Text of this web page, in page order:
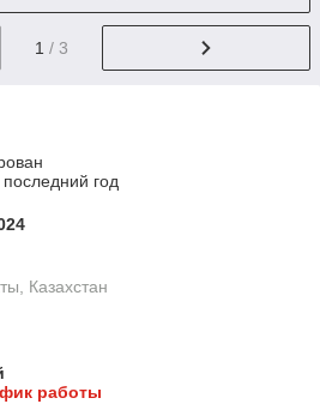
1 / 3
год
Казахстан
работы